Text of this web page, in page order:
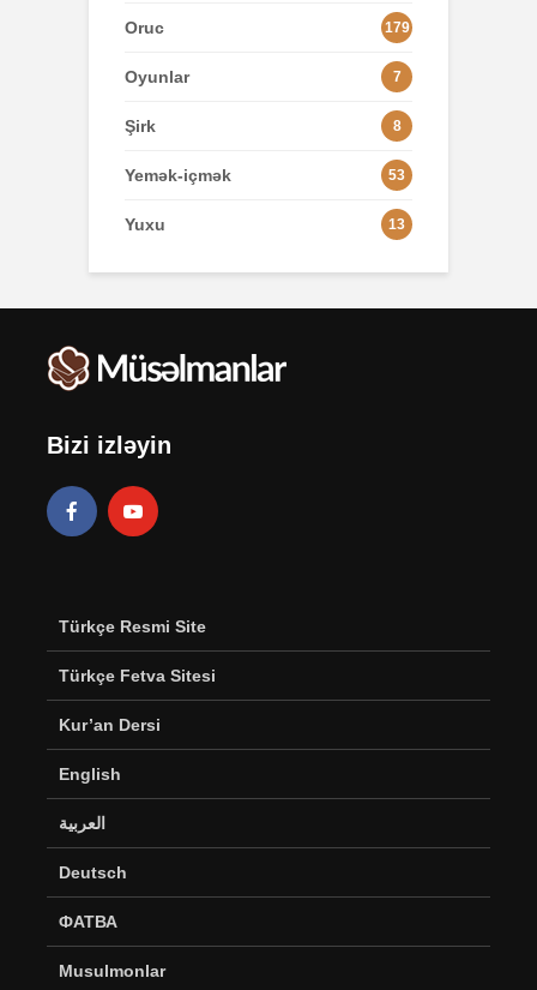
Oruc 179
Oyunlar 7
Şirk 8
Yemək-içmək 53
Yuxu 13
Bizi izləyin
Türkçe Resmi Site
Türkçe Fetva Sitesi
Kur’an Dersi
English
العربية
Deutsch
ФАТВА
Musulmonlar